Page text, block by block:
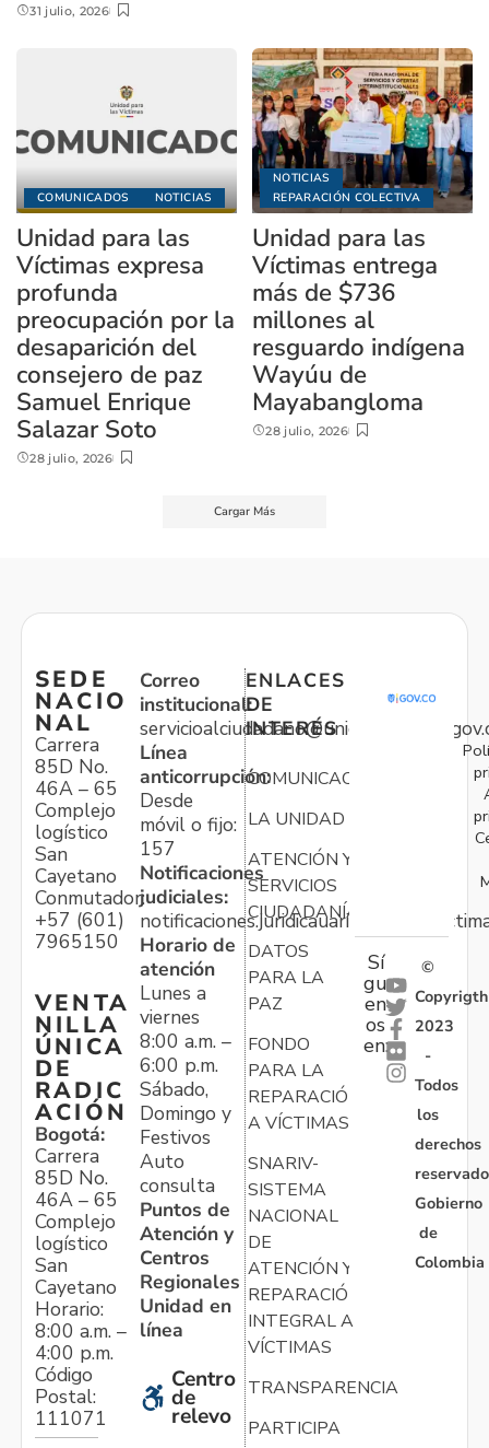
31 julio, 2026
COMUNICADOS NOTICIAS
Unidad para las
Víctimas expresa
profunda
preocupación por la
desaparición del
consejero de paz
Samuel Enrique
Salazar Soto
28 julio, 2026
NOTICIAS
REPARACIÓN COLECTIVA
Unidad para las
Víctimas entrega
más de $736
millones al
resguardo indígena
Wayúu de
Mayabangloma
28 julio, 2026
Cargar Más
SEDE
NACIO
NAL
Carrera
85D No.
46A – 65
Complejo
logístico
San
Cayetano
Conmutador:
+57 (601)
7965150
VENTA
NILLA
ÚNICA
DE
RADIC
ACIÓN
Bogotá:
Carrera
85D No.
46A – 65
Complejo
logístico
San
Cayetano
Horario:
8:00 a.m. –
4:00 p.m.
Código
Postal:
111071
Correo
institucional:
Línea
anticorrupción:
Desde
móvil o fijo:
157
Notificaciones
judiciales:
Horario de
atención
Lunes a
viernes
8:00 a.m. –
6:00 p.m.
Sábado,
Domingo y
Festivos
Auto
consulta
Puntos de
Atención y
Centros
Regionales
Unidad en
línea
Centro
de
relevo
ENLACES
DE
INTERÉS
COMUNICACIONES
LA UNIDAD
ATENCIÓN Y
SERVICIOS
CIUDADANÍA
DATOS
PARA LA
PAZ
FONDO
PARA LA
REPARACIÓN
A VÍCTIMAS
SNARIV-
SISTEMA
NACIONAL
DE
ATENCIÓN Y
REPARACIÓN
INTEGRAL A
VÍCTIMAS
TRANSPARENCIA
PARTICIPA
Sí
gu
en
os
en:
©
Copyrigth
2023
-
Todos
los
derechos
Gobierno
de
Colombia